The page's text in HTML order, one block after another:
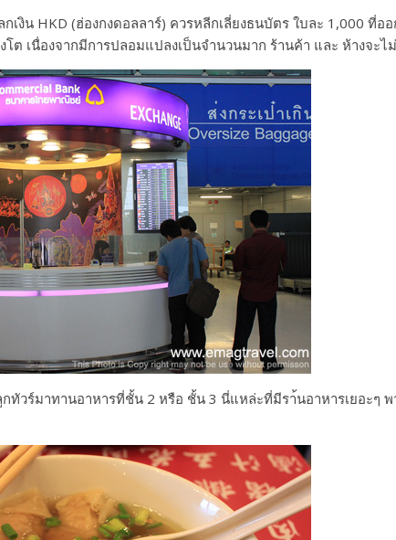
เงิน HKD (ฮ่องกงดอลลาร์) ควรหลีกเลี่ยงธนบัตร ใบละ 1,000 ที่ออ
โต เนื่องจากมีการปลอมแปลงเป็นจำนวนมาก ร้านค้า และ ห้างจะ
กทัวร์มาทานอาหารที่ชั้น 2 หรือ ชั้น 3 นี่แหล่ะที่มีรา้นอาหารเยอะๆ